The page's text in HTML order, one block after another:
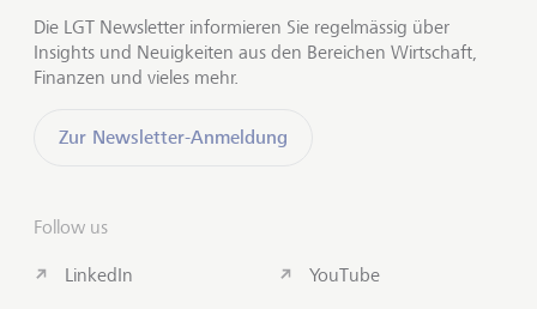
Die LGT Newsletter informieren Sie regelmässig über
Insights und Neuigkeiten aus den Bereichen Wirtschaft,
Finanzen und vieles mehr.
Zur Newsletter-Anmeldung
Follow us
LinkedIn YouTube